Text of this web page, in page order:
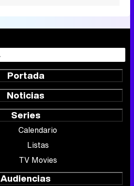
Portada
Noticias
Series
Calendario
Listas
TV Movies
Audiencias